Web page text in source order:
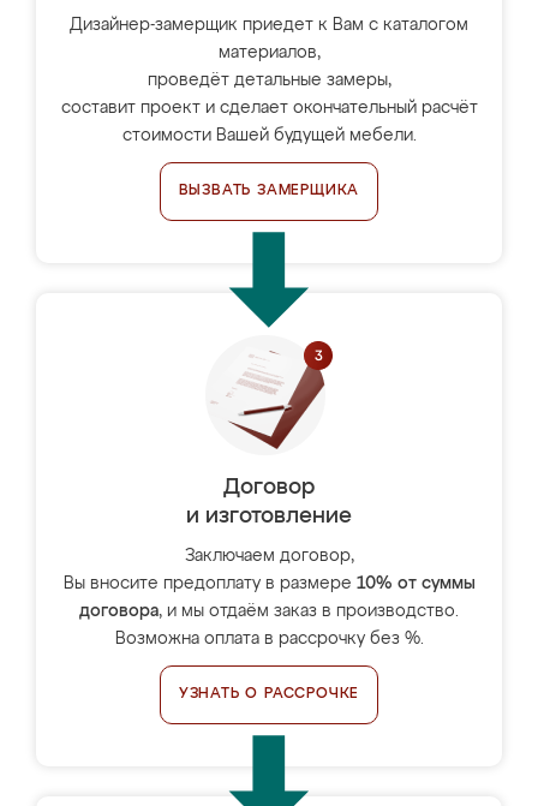
Дизайнер-замерщик приедет к Вам с каталогом
материалов,
проведёт детальные замеры,
составит проект и сделает окончательный расчёт
стоимости Вашей будущей мебели.
ВЫЗВАТЬ ЗАМЕРЩИКА
Договор
и изготовление
Заключаем договор,
Вы вносите предоплату в размере 10% от суммы
договора, и мы отдаём заказ в производство.
Возможна оплата в рассрочку без %.
УЗНАТЬ О РАССРОЧКЕ